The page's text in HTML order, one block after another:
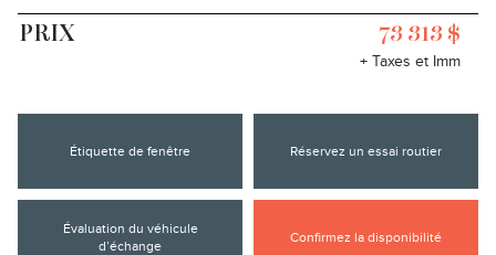
PRIX 73 313 $
+ Taxes et Imm
Étiquette de fenêtre Réservez un essai routier
Évaluation du véhicule
d’échange
Confirmez la disponibilité